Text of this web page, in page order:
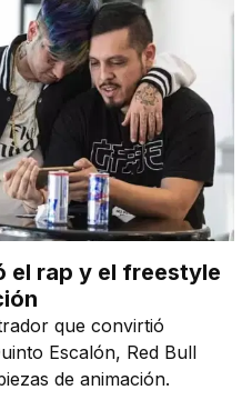
el rap y el freestyle
que convirtió
Escalón, Red Bull
de animación.